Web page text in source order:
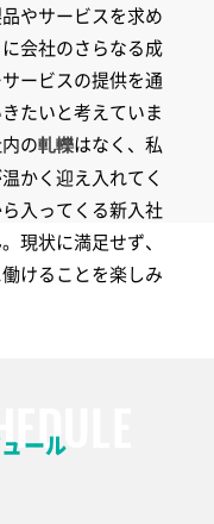
やサービスを求め
会社のさらなる成
ービスの提供を通
たいと考えていま
の軋轢はなく、私
かく迎え入れてく
入ってくる新入社
現状に満足せず、
けることを楽しみ
ール